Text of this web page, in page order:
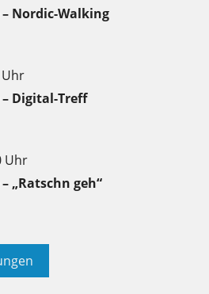
Nordic-Walking
Digital-Treff
Uhr
„Ratschn geh“